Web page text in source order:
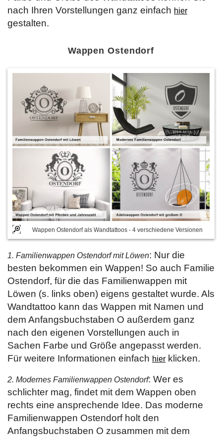
nach Ihren Vorstellungen ganz einfach hier
gestalten.
Wappen Ostendorf
Wappen Ostendorf als Wandtattoos - 4 verschiedene Versionen
1. Familienwappen Ostendorf mit Löwen: Nur die
besten bekommen ein Wappen! So auch Familie
Ostendorf, für die das Familienwappen mit
Löwen (s. links oben) eigens gestaltet wurde. Als
Wandtattoo kann das Wappen mit Namen und
dem Anfangsbuchstaben O außerdem ganz
nach den eigenen Vorstellungen auch in
Sachen Farbe und Größe angepasst werden.
Für weitere Informationen einfach hier klicken.
2. Modernes Familienwappen Ostendorf: Wer es
schlichter mag, findet mit dem Wappen oben
rechts eine ansprechende Idee. Das moderne
Familienwappen Ostendorf holt den
Anfangsbuchstaben O zusammen mit dem